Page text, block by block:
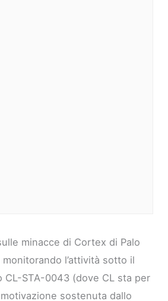
minacce di Cortex di Palo
l’attività sotto il
CL-STA-0043 (dove CL sta per
sostenuta dallo